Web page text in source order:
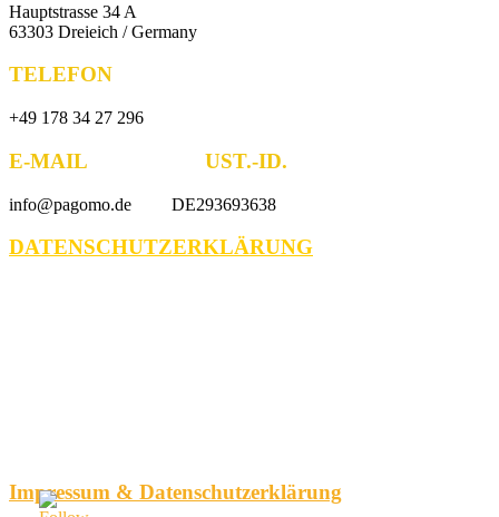
Hauptstrasse 34 A
63303 Dreieich / Germany
TELEFON
+49 178 34 27 296
E-MAIL UST.-ID.
info@pagomo.de DE293693638
DATENSCHUTZERKLÄRUNG
Impressum & Datenschutzerklärung